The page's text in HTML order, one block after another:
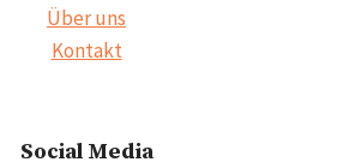
Über uns
Kontakt
Social Media